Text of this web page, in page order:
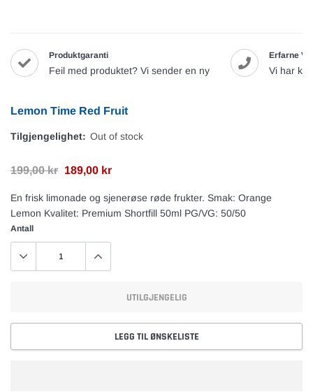
Produktgaranti
Feil med produktet? Vi sender en ny
Erfarne
Vi har
Lemon Time Red Fruit
Tilgjengelighet: Out of stock
199,00 kr 189,00 kr
En frisk limonade og sjenerøse røde frukter. Smak: Orange
Lemon Kvalitet: Premium Shortfill 50ml PG/VG: 50/50
Antall
UTILGJENGELIG
LEGG TIL ØNSKELISTE